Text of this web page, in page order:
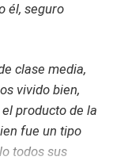
él, seguro
clase media,
vivido bien,
producto de la
fue un tipo
todos sus